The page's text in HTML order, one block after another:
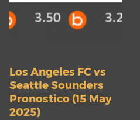
Los Angeles FC vs
Seattle Sounders
Pronostico (15 May
2025)